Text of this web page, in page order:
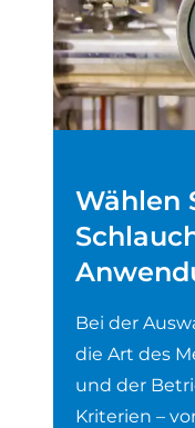
Wählen
Bei der
die Art des
und der
Kriterien –